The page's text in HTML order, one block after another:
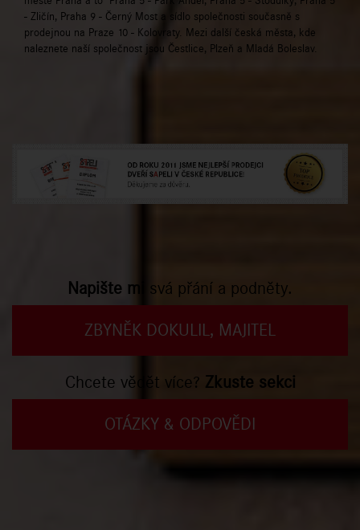
- Zličín, Praha 9 - Černý Most a sídlo společnosti současně s
prodejnou na Praze 10 - Kolovraty. Mezi další česká města, kde
naleznete naší společnost jsou Čestlice, Plzeň a Mladá Boleslav.
Napište mi svá přání a podněty.
ZBYNĚK DOKULIL, MAJITEL
Chcete vědět více? Zkuste sekci
OTÁZKY & ODPOVĚDI